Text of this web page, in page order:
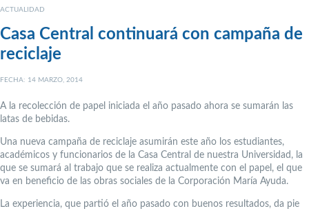
ACTUALIDAD
Casa Central continuará con campaña de
reciclaje
FECHA: 14 MARZO, 2014
A la recolección de papel iniciada el año pasado ahora se sumarán las
latas de bebidas.
Una nueva campaña de reciclaje asumirán este año los estudiantes,
académicos y funcionarios de la Casa Central de nuestra Universidad, la
que se sumará al trabajo que se realiza actualmente con el papel, el que
va en beneficio de las obras sociales de la Corporación María Ayuda.
La experiencia, que partió el año pasado con buenos resultados, da pie